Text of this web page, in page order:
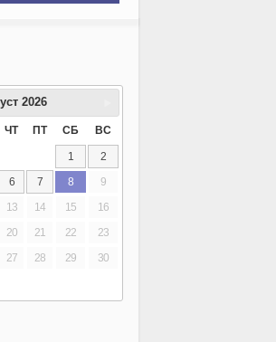
2026
ЧТ ПТ СБ ВС
1
2
6 7 8
9
13 14 15
16
20 21 22
23
27 28 29
30